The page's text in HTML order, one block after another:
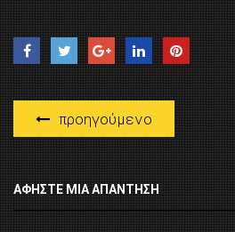
προηγούμενο
ΑΦΉΣΤΕ ΜΙΑ ΑΠΆΝΤΗΣΗ